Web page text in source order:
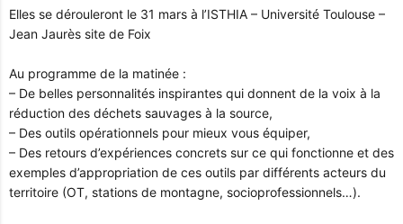
Elles se dérouleront le 31 mars à l’ISTHIA – Université Toulouse –
Jean Jaurès site de Foix
Au programme de la matinée :
– De belles personnalités inspirantes qui donnent de la voix à la
réduction des déchets sauvages à la source,
– Des outils opérationnels pour mieux vous équiper,
– Des retours d’expériences concrets sur ce qui fonctionne et des
exemples d’appropriation de ces outils par différents acteurs du
territoire (OT, stations de montagne, socioprofessionnels…).